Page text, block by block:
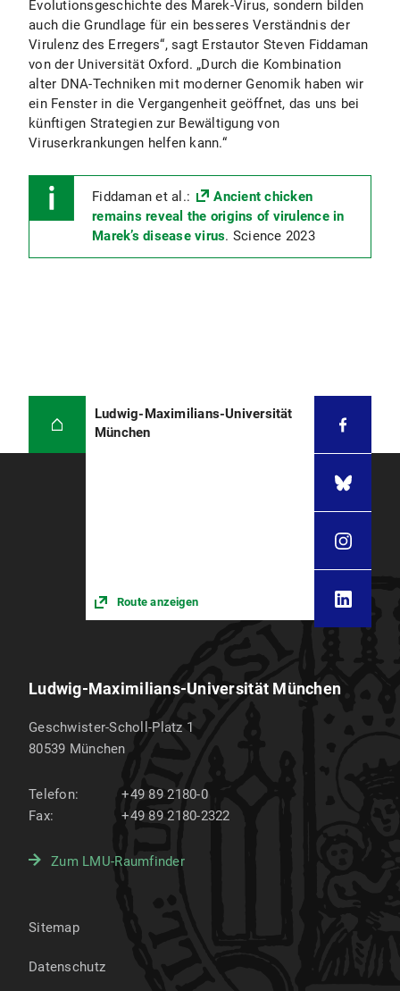
Evolutionsgeschichte des Marek-Virus, sondern bilden
auch die Grundlage für ein besseres Verständnis der
Virulenz des Erregers“, sagt Erstautor Steven Fiddaman
von der Universität Oxford. „Durch die Kombination
alter DNA-Techniken mit moderner Genomik haben wir
ein Fenster in die Vergangenheit geöffnet, das uns bei
künftigen Strategien zur Bewältigung von
Viruserkrankungen helfen kann.“
Fiddaman et al.:
Ancient chicken
remains reveal the origins of virulence in
Marek’s disease virus. Science 2023
Ludwig-Maximilians-Universität
München
Route anzeigen
Ludwig-Maximilians-Universität München
Geschwister-Scholl-Platz 1
80539 München
Telefon:
+49 89 2180-0
Fax:
+49 89 2180-2322
Zum LMU-Raumfinder
Sitemap
Datenschutz